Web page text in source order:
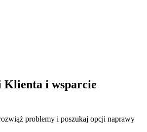
Klienta i wsparcie
problemy i poszukaj opcji naprawy